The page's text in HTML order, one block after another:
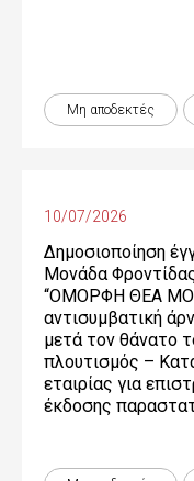
Μη αποδεκτές
10/07/2026
Δημοσιοποίηση
Μονάδα
“ΟΜΟΡΦΗ ΘΕΑ
αντισυμβατική
μετά τον θάνατο
πλουτισμός –
εταιρίας για
έκδοσης